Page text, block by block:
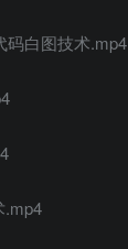
码白图技术.mp4
.mp4